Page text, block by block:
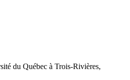
du Québec à Trois-Rivières,